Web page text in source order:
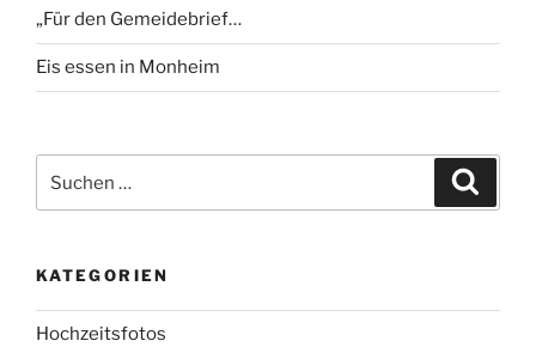
„Für den Gemeidebrief…
Eis essen in Monheim
nach:
KATEGORIEN
Hochzeitsfotos